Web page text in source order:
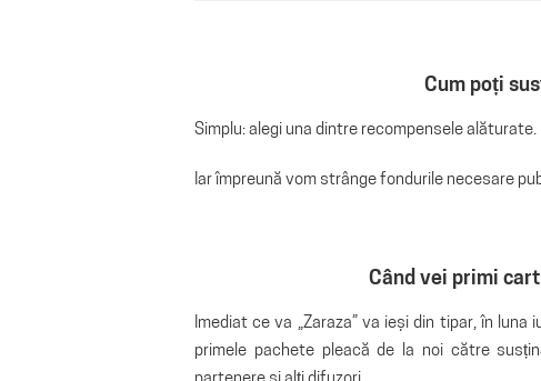
Cum poți
Simplu: alegi una dintre recompensele alăturate.
Iar împreună vom strânge fondurile necesare
Când vei primi
Imediat ce va „Zaraza” va ieși din tipar, în
primele pachete pleacă de la noi către